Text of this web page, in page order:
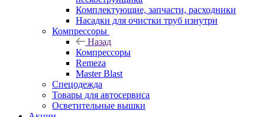
Комплектующие, запчасти, расходники
Насадки для очистки труб изнутри
Компрессоры
Назад
Компрессоры
Remeza
Master Blast
Спецодежда
Товары для автосервиса
Осветительные вышки